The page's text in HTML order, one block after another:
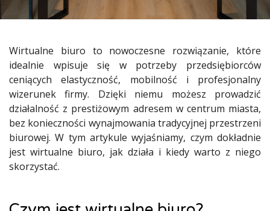
Wirtualne biuro to nowoczesne rozwiązanie, które
idealnie wpisuje się w potrzeby przedsiębiorców
ceniących elastyczność, mobilność i profesjonalny
wizerunek firmy. Dzięki niemu możesz prowadzić
działalność z prestiżowym adresem w centrum miasta,
bez konieczności wynajmowania tradycyjnej przestrzeni
biurowej. W tym artykule wyjaśniamy, czym dokładnie
jest wirtualne biuro, jak działa i kiedy warto z niego
skorzystać.